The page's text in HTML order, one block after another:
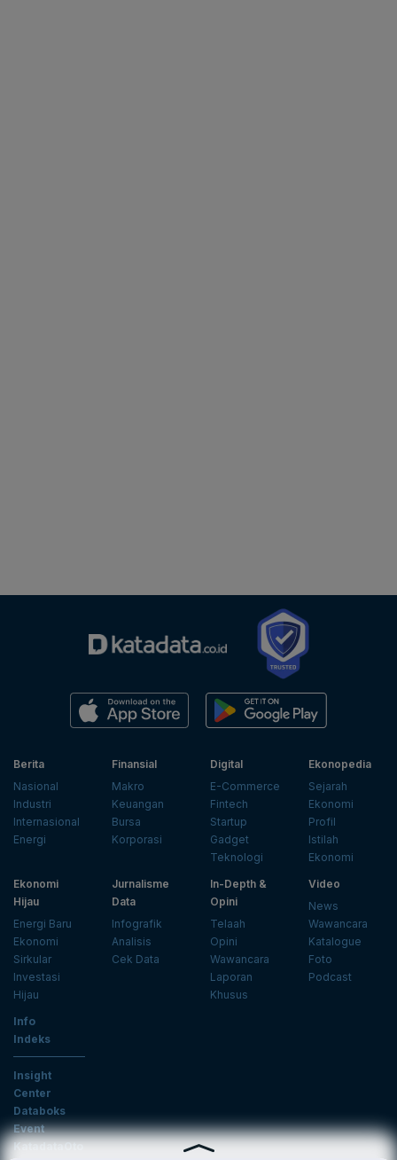
Berita
Nasional
Industri
Internasional
Energi
Finansial
Makro
Keuangan
Bursa
Korporasi
Digital
E-Commerce
Fintech
Startup
Gadget
Teknologi
Ekonopedia
Sejarah
Ekonomi
Profil
Istilah
Ekonomi
Ekonomi
Hijau
Energi Baru
Ekonomi
Sirkular
Investasi
Hijau
Jurnalisme
Data
Infografik
Analisis
Cek Data
In-Depth &
Opini
Telaah
Opini
Wawancara
Laporan
Khusus
Video
News
Wawancara
Katalogue
Foto
Podcast
Info
Indeks
Insight
Center
Databoks
Event
KatadataOto